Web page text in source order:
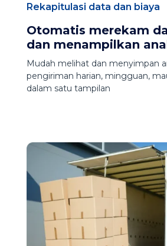
Rekapitulasi data dan biaya
Otomatis merekam
dan menampilkan
Mudah melihat dan menyimpan
pengiriman harian, mingguan,
dalam satu tampilan